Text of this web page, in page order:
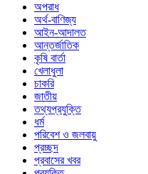
অপরাধ
অর্থ-বাণিজ্য
আইন-আদালত
আন্তর্জাতিক
কৃষি বার্তা
খেলাধুলা
চাকরি
জাতীয়
তথ্যপ্রযুক্তি
ধর্ম
পরিবেশ ও জলবায়ু
প্রচ্ছদ
প্রবাসের খবর